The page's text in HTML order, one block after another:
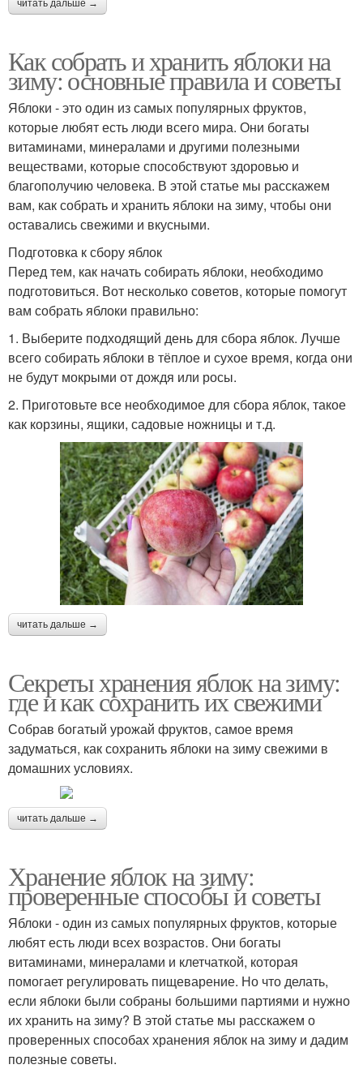
читать дальше →
Как собрать и хранить яблоки на
зиму: основные правила и советы
Яблоки - это один из самых популярных фруктов,
которые любят есть люди всего мира. Они богаты
витаминами, минералами и другими полезными
веществами, которые способствуют здоровью и
благополучию человека. В этой статье мы расскажем
вам, как собрать и хранить яблоки на зиму, чтобы они
оставались свежими и вкусными.
Подготовка к сбору яблок
Перед тем, как начать собирать яблоки, необходимо
подготовиться. Вот несколько советов, которые помогут
вам собрать яблоки правильно:
1. Выберите подходящий день для сбора яблок. Лучше
всего собирать яблоки в тёплое и сухое время, когда они
не будут мокрыми от дождя или росы.
2. Приготовьте все необходимое для сбора яблок, такое
как корзины, ящики, садовые ножницы и т.д.
читать дальше →
Секреты хранения яблок на зиму:
где и как сохранить их свежими
Собрав богатый урожай фруктов, самое время
задуматься, как сохранить яблоки на зиму свежими в
домашних условиях.
читать дальше →
Хранение яблок на зиму:
проверенные способы и советы
Яблоки - один из самых популярных фруктов, которые
любят есть люди всех возрастов. Они богаты
витаминами, минералами и клетчаткой, которая
помогает регулировать пищеварение. Но что делать,
если яблоки были собраны большими партиями и нужно
их хранить на зиму? В этой статье мы расскажем о
проверенных способах хранения яблок на зиму и дадим
полезные советы.